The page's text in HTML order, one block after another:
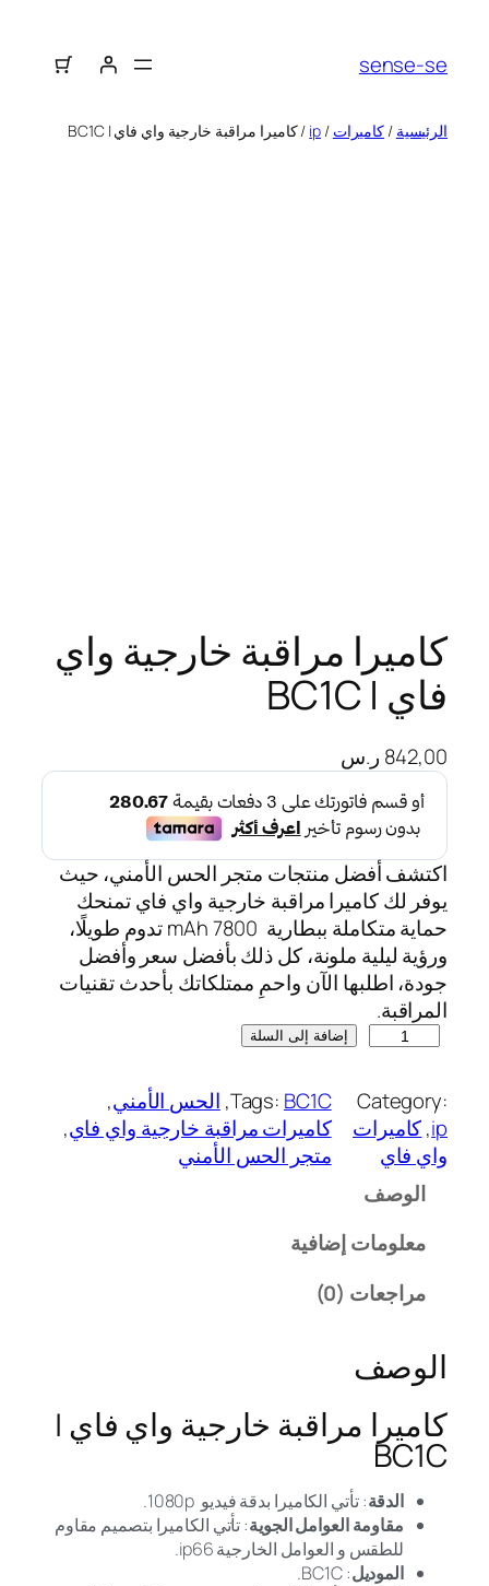
sense-se
الرئيسية / كاميرات /
ip / كاميرا مراقبة خارجية واي فاي | BC1C
كاميرا مراقبة خارجية واي
فاي | BC1C
842,00 ر.س
اكتشف أفضل منتجات متجر الحس الأمني، حيث
يوفر لك كاميرا مراقبة خارجية واي فاي تمنحك
حماية متكاملة ببطارية 7800 mAh تدوم طويلًا،
ورؤية ليلية ملونة، كل ذلك بأفضل سعر وأفضل
جودة، اطلبها الآن واحمِ ممتلكاتك بأحدث تقنيات
المراقبة.
إضافة إلى السلة
Category:
ip
, كاميرات
واي فاي
Tags: BC1C
, الحس الأمني,
كاميرات مراقبة خارجية واي فاي,
متجر الحس الأمني
الوصف
معلومات إضافية
مراجعات (0)
الوصف
كاميرا مراقبة خارجية واي فاي |
BC1C
الدقة: تأتي الكاميرا بدقة فيديو 1080p.
مقاومة العوامل الجوية: تأتي الكاميرا بتصميم مقاوم
للطقس و العوامل الخارجية ip66.
الموديل: BC1C.